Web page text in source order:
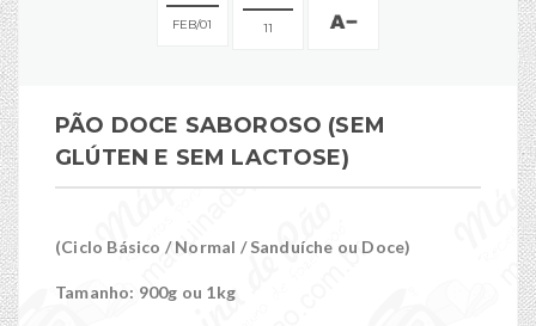
FEB 01 11
PÃO DOCE SABOROSO (SEM
GLÚTEN E SEM LACTOSE)
(Ciclo Básico / Normal / Sanduíche ou Doce)
Tamanho: 900g ou 1kg